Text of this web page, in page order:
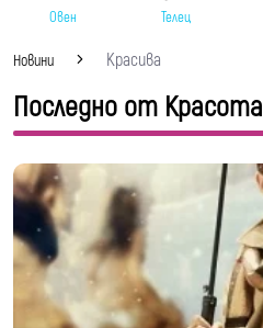
Овен Телец
Новини Красива
Последно от Красота